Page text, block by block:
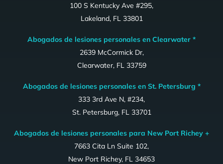
100 S Kentucky Ave #295,
Lakeland, FL 33801
Abogados de lesiones personales en Clearwater *
2639 McCormick Dr,
Clearwater, FL 33759
Abogados de lesiones personales en St. Petersburg *
333 3rd Ave N, #234,
St. Petersburg, FL 33701
Abogados de lesiones personales para New Port Richey +
7663 Cita Ln Suite 102,
New Port Richey, FL 34653